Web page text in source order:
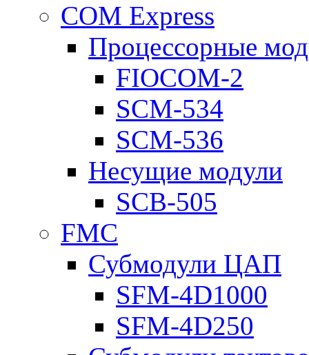
COM Express
Процессорные
FIOCOM-2
SCM-534
SCM-536
Несущие модули
SCB-505
FMC
Субмодули ЦАП
SFM-4D1000
SFM-4D250